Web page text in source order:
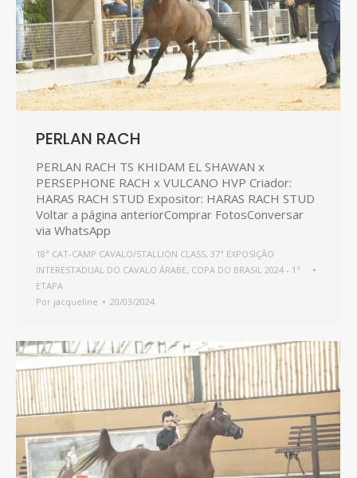
PERLAN RACH
PERLAN RACH TS KHIDAM EL SHAWAN x
PERSEPHONE RACH x VULCANO HVP Criador:
HARAS RACH STUD Expositor: HARAS RACH STUD
Voltar a página anteriorComprar FotosConversar
via WhatsApp
18ª CAT-CAMP CAVALO/STALLION CLASS, 37ª EXPOSIÇÃO
INTERESTADUAL DO CAVALO ÁRABE, COPA DO BRASIL 2024 - 1ª
ETAPA
Por jacqueline 20/03/2024